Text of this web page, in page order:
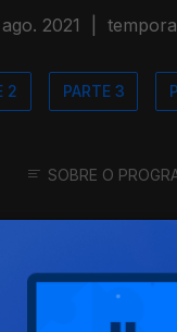
2021
2 PARTE 3
SOBRE O